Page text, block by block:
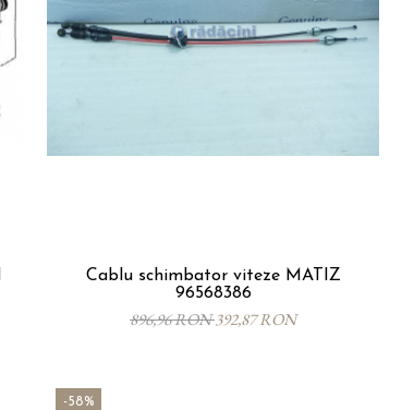
Cablu schimbator viteze MATIZ
96568386
896,96 RON392,87 RON
-58%